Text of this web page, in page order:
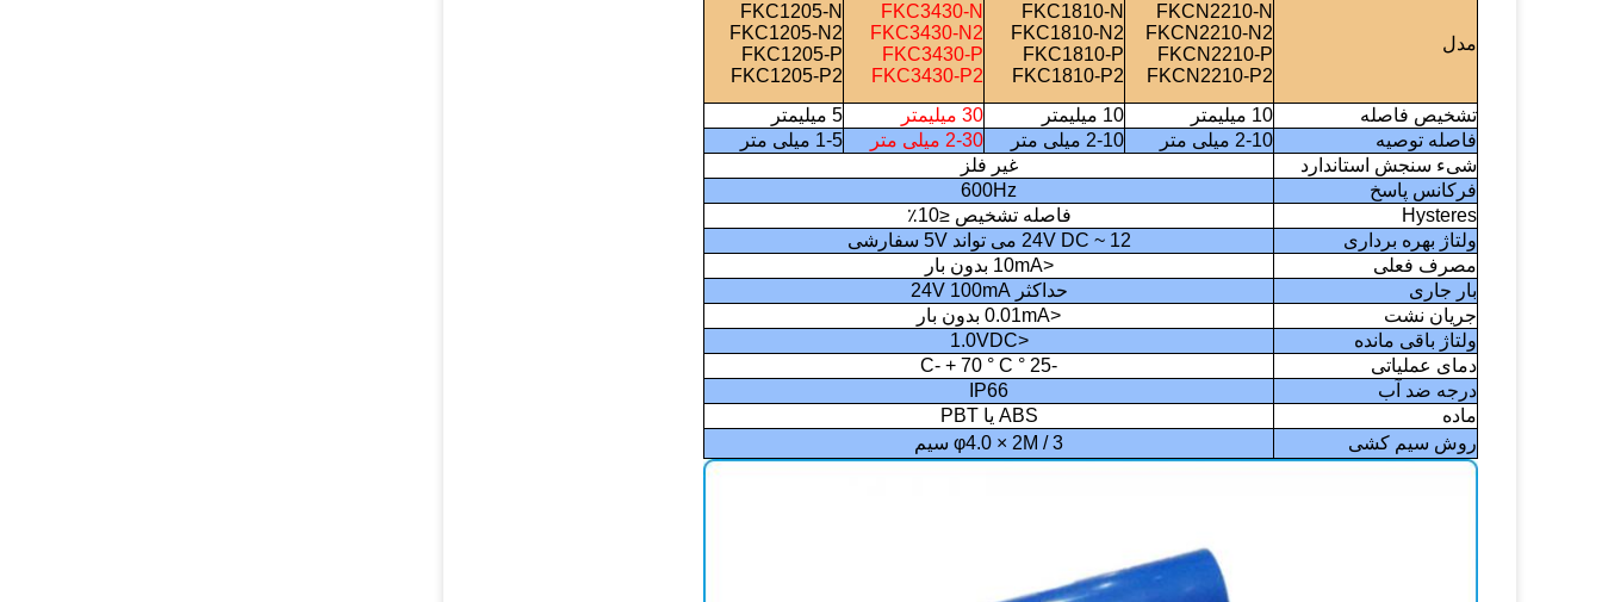
مدل
FKCN2210-N
FKCN2210-N2
FKCN2210-P
FKCN2210-P2
FKC1810-N
FKC1810-N2
FKC1810-P
FKC1810-P2
FKC3430-N
FKC3430-N2
FKC3430-P
FKC3430-P2
FKC1205-N
FKC1205-N2
FKC1205-P
FKC1205-P2
تشخیص فاصله
10 میلیمتر 10 میلیمتر 30 میلیمتر
5 میلیمتر
فاصله توصیه
2-10 میلی متر 2-10 میلی متر 2-30 میلی متر
1-5 میلی متر
شیء سنجش استاندارد
غیر فلز
فرکانس پاسخ
600Hz
Hysteres
فاصله تشخیص ≤10٪
ولتاژ بهره برداری
12 ~ 24V DC می تواند 5V سفارشی
مصرف فعلی
<10mA بدون بار
بار جاری
حداکثر 24V 100mA
جریان نشت
<0.01mA بدون بار
ولتاژ باقی مانده
<1.0VDC
دمای عملیاتی
-25 ° C- + 70 ° C
درجه ضد آب
IP66
ماده
ABS یا PBT
روش سیم کشی
φ4.0 × 2M / 3 سیم